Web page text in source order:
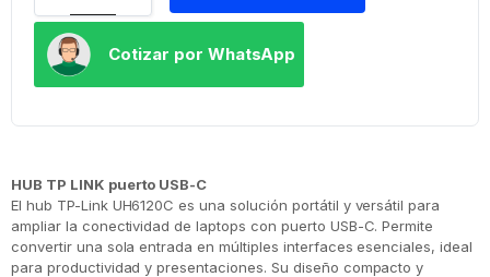
Cotizar por WhatsApp
HUB TP LINK puerto USB-C
El hub TP-Link UH6120C es una solución portátil y versátil para
ampliar la conectividad de laptops con puerto USB-C. Permite
convertir una sola entrada en múltiples interfaces esenciales, ideal
para productividad y presentaciones. Su diseño compacto y